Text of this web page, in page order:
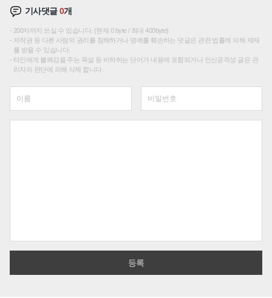
기사댓글0개
200자까지 쓰실 수 있습니다. (현재 0 byte / 최대 400byte)
저작권 등 다른 사람의 권리를 침해하거나 명예를 훼손하는 댓글은 관련 법률에 의해 제재
를 받을 수 있습니다.
타인에게 불쾌감을 주는 욕설 등 비하하는 단어가 내용에 포함되거나 인신공격성 글은 관
리자의 판단에 의해 삭제 합니다.